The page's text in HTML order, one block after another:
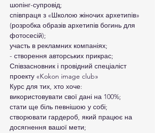
шопінг-супровід;
співпраця з «Школою жіночих архетипів»
(розробка образів архетипів богинь для
фотосесій);
участь в рекламних компаніях;
- створення авторських прикрас;
Співзасновник і провідний спеціаліст
проекту «Kokon image club»
Курс для тих, хто хоче:
використовувати свої дані на 100%;
стати ще біль певнішою у собі;
створювати гардероб, який працює на
досягнення вашої мети;